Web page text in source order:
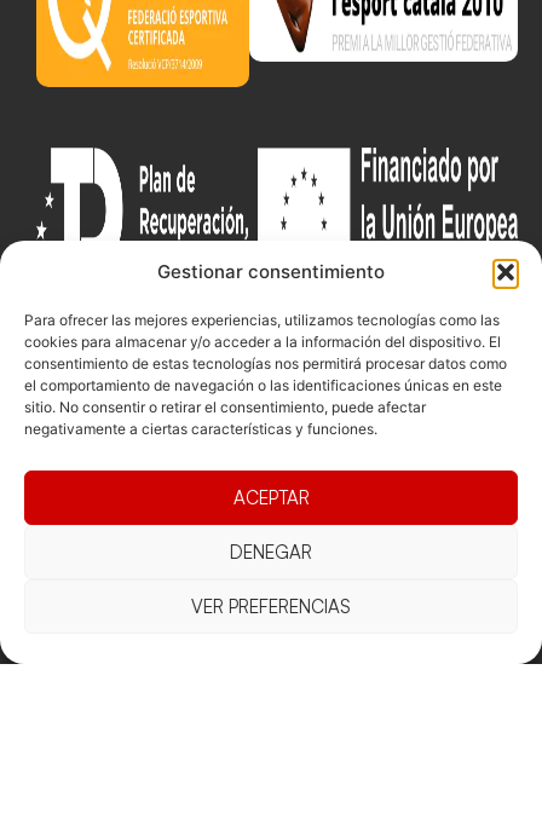
Gestionar consentimiento
Para ofrecer las mejores experiencias, utilizamos tecnologías como las
cookies para almacenar y/o acceder a la información del dispositivo. El
consentimiento de estas tecnologías nos permitirá procesar datos como
el comportamiento de navegación o las identificaciones únicas en este
sitio. No consentir o retirar el consentimiento, puede afectar
negativamente a ciertas características y funciones.
ACEPTAR
DENEGAR
VER PREFERENCIAS
Federació
Competicions
Competiciones
Pista
Competiciones
Vólei neu
Documentacio
Funcionament
Eleccions
Contacte
Carrer de les